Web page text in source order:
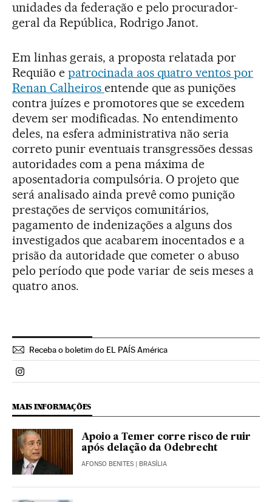
unidades da federação e pelo procurador-
geral da República, Rodrigo Janot.
Em linhas gerais, a proposta relatada por
Requião e patrocinada aos quatro ventos por
Renan Calheiros entende que as punições
contra juízes e promotores que se excedem
devem ser modificadas. No entendimento
deles, na esfera administrativa não seria
correto punir eventuais transgressões dessas
autoridades com a pena máxima de
aposentadoria compulsória. O projeto que
será analisado ainda prevê como punição
prestações de serviços comunitários,
pagamento de indenizações a alguns dos
investigados que acabarem inocentados e a
prisão da autoridade que cometer o abuso
pelo período que pode variar de seis meses a
quatro anos.
Receba o boletim do EL PAÍS América
Politica El País Brasil en Instagram
MAIS INFORMAÇÕES
Apoio a Temer corre risco de ruir
após delação da Odebrecht
AFONSO BENITES | BRASÍLIA